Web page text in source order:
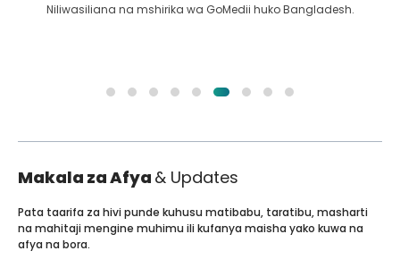
Niliwasiliana na mshirika wa GoMedii huko Bangladesh.
Makala za Afya & Updates
Pata taarifa za hivi punde kuhusu matibabu, taratibu, masharti
na mahitaji mengine muhimu ili kufanya maisha yako kuwa na
afya na bora.